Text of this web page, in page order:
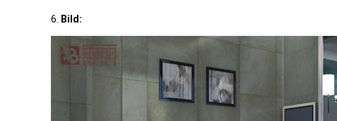
6. Bild: